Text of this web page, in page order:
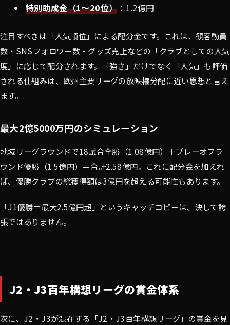
特別助成金（1～20位） ：1.2億円
注目すべきは「人気順位」による配分金です。これは、観客動員
数・SNSフォロワー数・グッズ売上などの「クラブとしての人気
度」に応じて配分されます。「強さ」だけでなく「人気」も評価
される仕組みは、欧州主要リーグの放映権分配に近い思想と言え
ます。
最大2億5000万円のシミュレーション
地域リーグラウンドで18試合全勝（1.08億円）＋プレーオフラ
ウンド優勝（1.5億円）＝合計2.58億円。これに配分金を加えれ
ば、優勝クラブの総獲得額は3億円を超える可能性もあります。
「J1優勝＝最大2.5億円超」というキャッチコピーは、決して誇
張ではありません。
J2・J3百年構想リーグの賞金体系
次に、J2・J3が混在する「J2・J3百年構想リーグ」の賞金を見